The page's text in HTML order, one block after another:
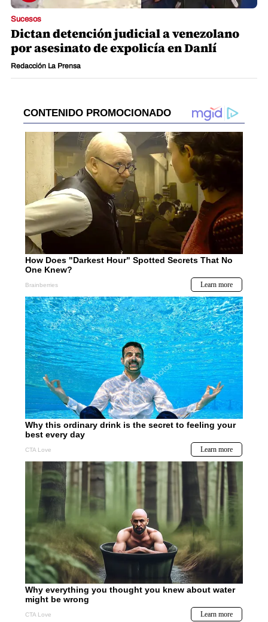
Sucesos
Dictan detención judicial a venezolano
por asesinato de expolicía en Danlí
Redacción La Prensa